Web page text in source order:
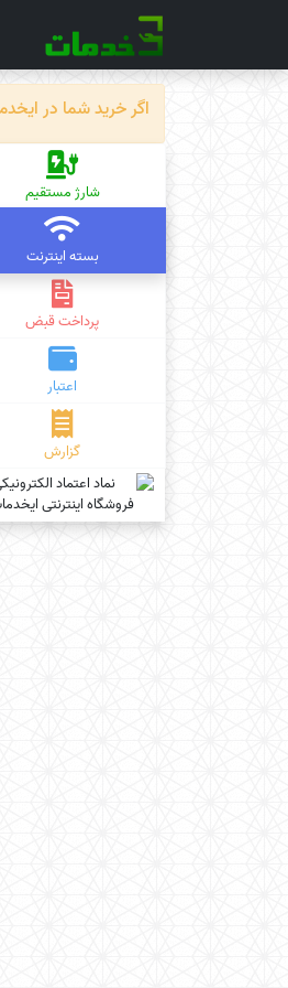
اگر خرید شما در ایخدمات
شارژ مستقیم
بسته اینترنت
پرداخت قبض
اعتبار
گزارش